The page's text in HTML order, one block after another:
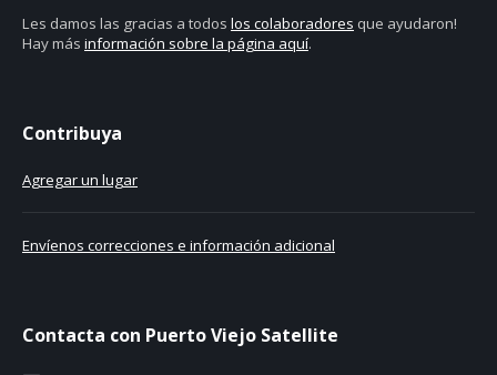
Les damos las gracias a todos los colaboradores que ayudaron!
Hay más información sobre la página aquí.
Contribuya
Agregar un lugar
Envíenos correcciones e información adicional
Contacta con Puerto Viejo Satellite